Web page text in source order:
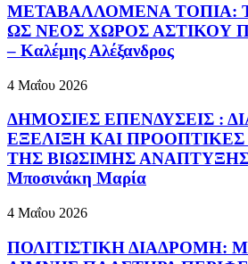
ΜΕΤΑΒΑΛΛΟΜΕΝΑ ΤΟΠΙΑ:
ΩΣ ΝΕΟΣ ΧΩΡΟΣ ΑΣΤΙΚΟΥ
– Καλέμης Αλέξανδρος
4 Μαΐου 2026
ΔΗΜΟΣΙΕΣ ΕΠΕΝΔΥΣΕΙΣ :
ΕΞΕΛΙΞΗ ΚΑΙ ΠΡΟΟΠΤΙΚΕΣ
ΤΗΣ ΒΙΩΣΙΜΗΣ ΑΝΑΠΤΥΞΗΣ –
Μποσινάκη Μαρία
4 Μαΐου 2026
ΠΟΛΙΤΙΣΤΙΚΗ ΔΙΑΔΡΟΜΗ: